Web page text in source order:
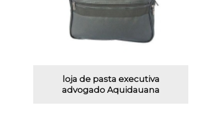
loja de pasta executiva
advogado Aquidauana